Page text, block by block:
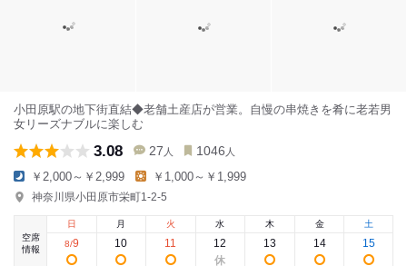
小田原駅の地下街直結◆老舗土産店が営業。自慢の串焼きを肴に老若男
女リーズナブルに楽しむ
3.08 27 人 1046 人
￥2,000～￥2,999 ￥1,000～￥1,999
神奈川県小田原市栄町1-2-5
空席
情報
日
8/9
月
10
火
11
水
12
木
13
金
14
土
15